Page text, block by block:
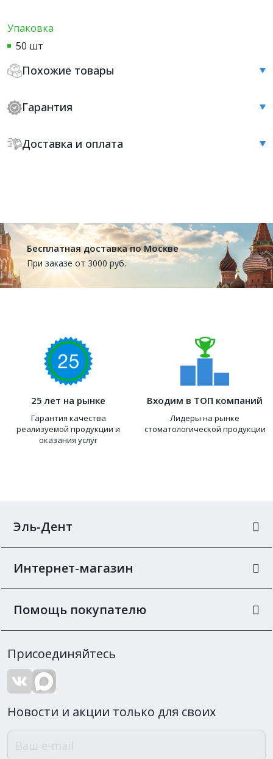
Похожие товары
Гарантия
Доставка и оплата
Упаковка
50 шт
Бесплатная доставка по Москве
При заказе от 3000 руб.
25 лет на рынке
Гарантия качества
реализуемой продукции и
оказания услуг
Входим в ТОП компаний
Лидеры на рынке
стоматологической продукции
Эль-Дент
Интернет-магазин
Помощь покупателю
Присоединяйтесь
Новости и акции только для своих